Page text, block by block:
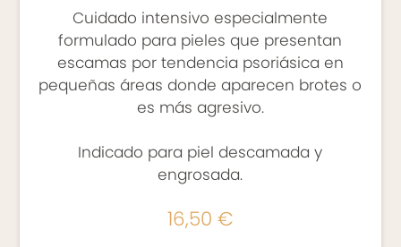
Cuidado intensivo especialmente
formulado para pieles que presentan
escamas por tendencia psoriásica en
pequeñas áreas donde aparecen brotes o
es más agresivo.
Indicado para piel descamada y
engrosada.
16,50 €